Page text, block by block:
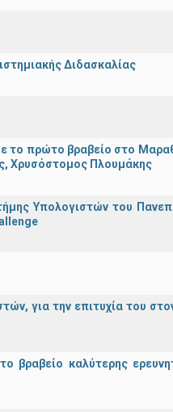
Διδασκαλίας
το πρώτο βραβείο στο
Χρυσόστομος Πλουμάκης
Υπολογιστών του
για την επιτυχία του
βραβείο καλύτερης